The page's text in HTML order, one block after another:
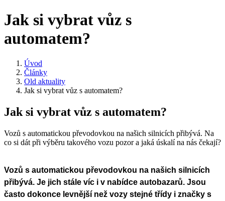
Jak si vybrat vůz s
automatem?
Úvod
Články
Old aktuality
Jak si vybrat vůz s automatem?
Jak si vybrat vůz s automatem?
Vozů s automatickou převodovkou na našich silnicích přibývá. Na
co si dát při výběru takového vozu pozor a jaká úskalí na nás čekají?
Vozů s automatickou převodovkou na našich silnicích
přibývá. Je jich stále víc i v nabídce autobazarů. Jsou
často dokonce levnější než vozy stejné třídy i značky s